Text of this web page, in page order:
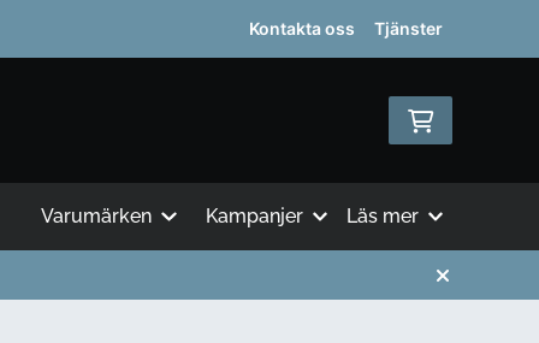
Kontakta oss Tjänster
Varumärken Kampanjer Läs mer